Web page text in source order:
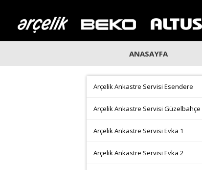
ANASAYFA
Arçelik Ankastre Servisi Esendere
Arçelik Ankastre Servisi Güzelbahçe
Arçelik Ankastre Servisi Evka 1
Arçelik Ankastre Servisi Evka 2